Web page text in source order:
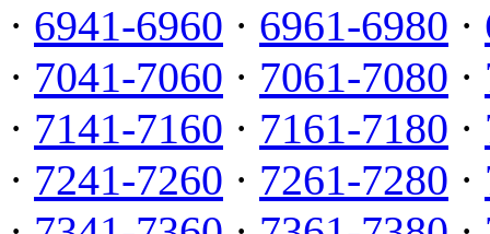
· 6941-6960 · 6961-6980 ·
· 7041-7060 · 7061-7080 ·
· 7141-7160 · 7161-7180 ·
· 7241-7260 · 7261-7280 ·